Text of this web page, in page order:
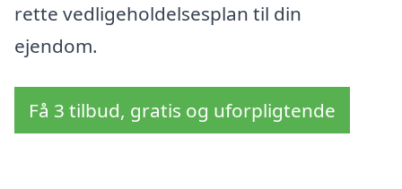
rette vedligeholdelsesplan til din
ejendom.
Få 3 tilbud, gratis og uforpligtende